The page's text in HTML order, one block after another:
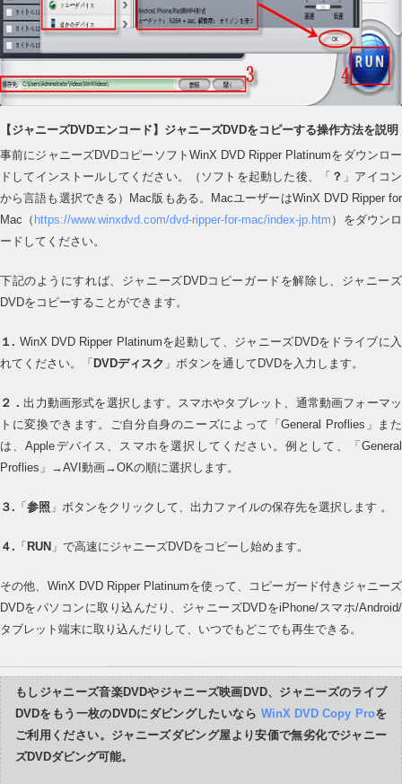
【ジャニーズDVDエンコード】ジャニーズDVDをコピーする操作方法を説明
事前にジャニーズDVDコピーソフトWinX DVD Ripper Platinumをダウンロー
ドしてインストールしてください。（ソフトを起動した後、「 ？ 」アイコン
から言語も選択できる）Mac版もある。MacユーザーはWinX DVD Ripper for
Mac（ https://www.winxdvd.com/dvd-ripper-for-mac/index-jp.htm ）をダウンロ
ードしてください。
下記のようにすれば、ジャニーズDVDコピーガードを解除し、ジャニーズ
DVDをコピーすることができます。
１. WinX DVD Ripper Platinumを起動して、ジャニーズDVDをドライブに入
れてください。「 DVDディスク 」ボタンを通してDVDを入力します。
２．出力動画形式を選択します。スマホやタブレット、通常動画フォーマッ
トに変換できます。ご自分自身のニーズによって「General Proflies」また
は、Appleデバイス、スマホを選択してください。例として、「General
Proflies」→AVI動画→OKの順に選択します。
３. 「 参照 」ボタンをクリックして、出力ファイルの保存先を選択します 。
４. 「 RUN 」で高速にジャニーズDVDをコピーし始めます。
その他、WinX DVD Ripper Platinumを使って、コピーガード付きジャニーズ
DVDをパソコンに取り込んだり、ジャニーズDVDをiPhone/スマホ/Android/
タブレット端末に取り込んだりして、いつでもどこでも再生できる。
もしジャニーズ音楽DVDやジャニーズ映画DVD、ジャニーズのライブ
DVDをもう一枚のDVDにダビングしたいなら WinX DVD Copy Proを
ご利用ください。ジャニーズダビング屋より安価で無劣化でジャニー
ズDVDダビング可能。